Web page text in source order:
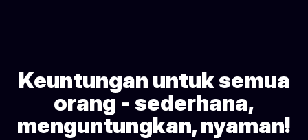
Keuntungan untuk semua
orang - sederhana,
menguntungkan, nyaman!